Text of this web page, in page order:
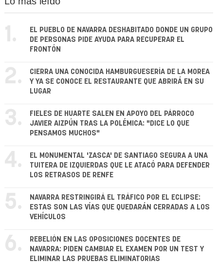
1.
EL PUEBLO DE NAVARRA DESHABITADO DONDE UN GRUPO
DE PERSONAS PIDE AYUDA PARA RECUPERAR EL
FRONTÓN
2.
CIERRA UNA CONOCIDA HAMBURGUESERÍA DE LA MOREA
Y YA SE CONOCE EL RESTAURANTE QUE ABRIRÁ EN SU
LUGAR
3.
FIELES DE HUARTE SALEN EN APOYO DEL PÁRROCO
JAVIER AIZPÚN TRAS LA POLÉMICA: "DICE LO QUE
PENSAMOS MUCHOS"
4.
EL MONUMENTAL 'ZASCA' DE SANTIAGO SEGURA A UNA
TUITERA DE IZQUIERDAS QUE LE ATACÓ PARA DEFENDER
LOS RETRASOS DE RENFE
5.
NAVARRA RESTRINGIRÁ EL TRÁFICO POR EL ECLIPSE:
ESTAS SON LAS VÍAS QUE QUEDARÁN CERRADAS A LOS
VEHÍCULOS
6.
REBELIÓN EN LAS OPOSICIONES DOCENTES DE
NAVARRA: PIDEN CAMBIAR EL EXAMEN POR UN TEST Y
ELIMINAR LAS PRUEBAS ELIMINATORIAS